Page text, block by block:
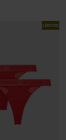
LIMITED